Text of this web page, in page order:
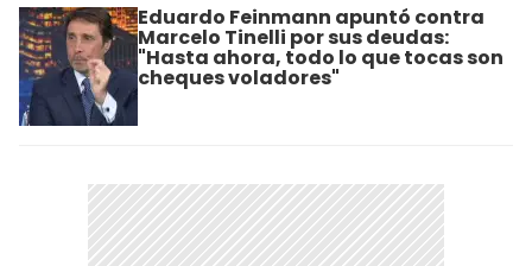
Eduardo Feinmann apuntó contra
Marcelo Tinelli por sus deudas:
"Hasta ahora, todo lo que tocas son
cheques voladores"